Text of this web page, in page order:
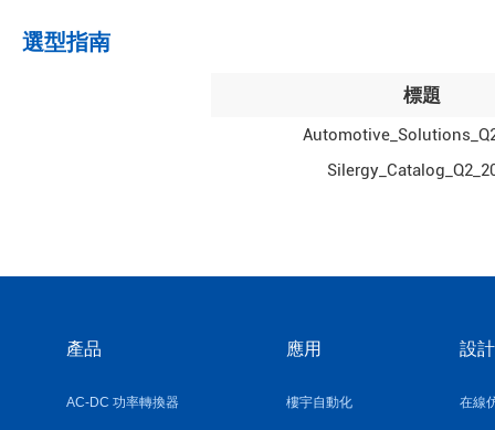
選型指南
標題
產品
AC-DC 功率轉換器
應用
樓宇自動化
設
在線